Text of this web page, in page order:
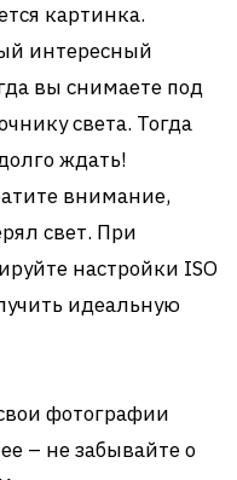
картинка.
интересный
вы снимаете под
света. Тогда
ждать!
внимание,
свет. При
настройки ISO
идеальную
фотографии
– не забывайте о